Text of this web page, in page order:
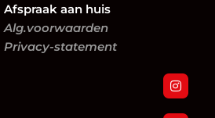
Afspraak aan huis
Alg.voorwaarden
Privacy-statement